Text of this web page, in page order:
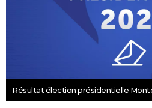
Résultat élection présidentielle